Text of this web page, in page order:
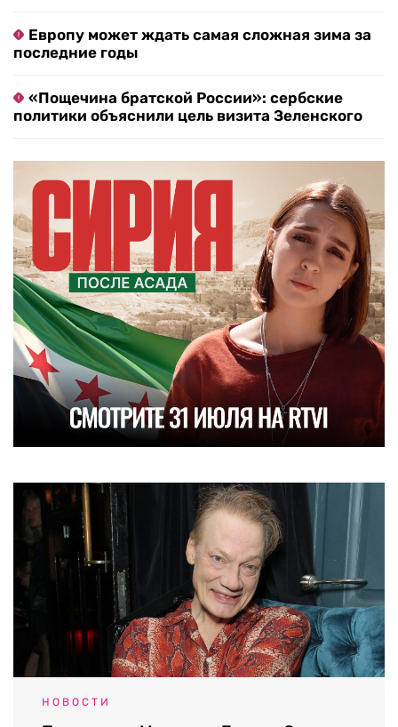
Европу может ждать самая сложная зима за
последние годы
«Пощечина братской России»: сербские
политики объяснили цель визита Зеленского
НОВОСТИ